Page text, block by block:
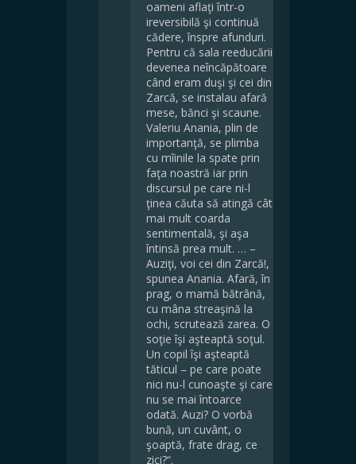
oameni aflaţi într-o
ireversibilă şi continuă
cădere, înspre afunduri.
Pentru că sala reeducării
devenea neîncăpătoare
când eram duşi şi cei din
Zarcă, se instalau afară
mese, bănci şi scaune.
Valeriu Anania, plin de
importanţă, se plimba
cu mîinile la spate prin
faţa noastră iar prin
discursul pe care ni-l
ţinea căuta să atingă cât
mai mult coarda
sentimentală, şi aşa
întinsă prea mult. … –
Auziţi, voi cei din Zarcă!,
spunea Anania. Afară, în
prag, o mamă bătrână,
cu mâna streaşină la
ochi, scrutează zarea. O
soţie îşi aşteaptă soţul.
Un copil îşi aşteaptă
tăticul – pe care poate
nici nu-l cunoaşte şi care
nu se mai întoarce
odată. Auzi? O vorbă
bună, un cuvânt, o
şoaptă, frate drag, ce
zici?“.